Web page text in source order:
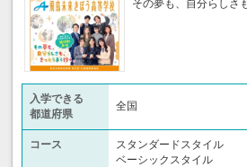
その夢も、自分らしさ
入学できる
都道府県
全国
コース
スタンダードスタイル
ベーシックスタイル